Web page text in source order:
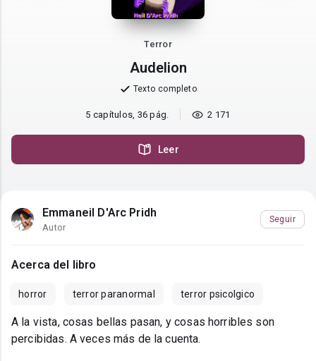
Terror
Audelion
Texto completo
5 capítulos, 36 pág. 2 171
Leer
Emmaneil D'Arc Pridh
Autor
Seguir
Acerca del libro
horror terror paranormal terror psicolgico
A la vista, cosas bellas pasan, y cosas horribles son
percibidas. A veces más de la cuenta.